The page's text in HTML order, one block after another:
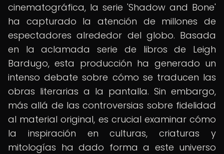
cinematográfica, la serie 'Shadow and Bone'
ha capturado la atención de millones de
espectadores alrededor del globo. Basada
en la aclamada serie de libros de Leigh
Bardugo, esta producción ha generado un
intenso debate sobre cómo se traducen las
obras literarias a la pantalla. Sin embargo,
más allá de las controversias sobre fidelidad
al material original, es crucial examinar cómo
la inspiración en culturas, criaturas y
mitologías ha dado forma a este universo